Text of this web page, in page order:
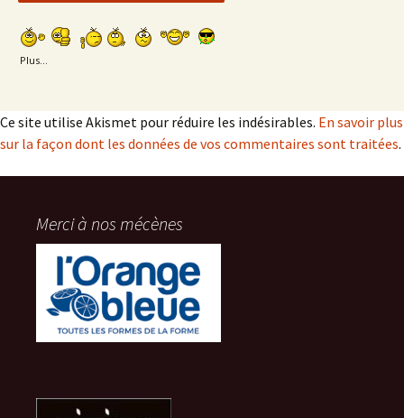
Plus...
Ce site utilise Akismet pour réduire les indésirables. En savoir plus
sur la façon dont les données de vos commentaires sont traitées.
Merci à nos mécènes